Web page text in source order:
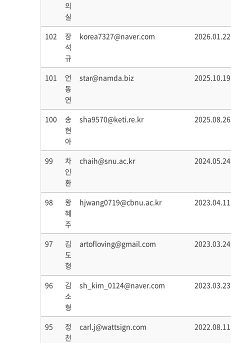
의
실
102
장
석
규
korea7327@naver.com 2026.01.22
101
언
동
연
star@namda.biz 2025.10.19
100
송
현
아
sha9570@keti.re.kr 2025.08.26
99
차
인
환
chaih@snu.ac.kr 2024.05.24
98
왕
혜
주
hjwang0719@cbnu.ac.kr 2023.04.11
97
김
도
형
artofloving@gmail.com 2023.03.24
96
김
소
형
sh_kim_0124@naver.com 2023.03.23
95
정
천
carl.j@wattsign.com 2022.08.11